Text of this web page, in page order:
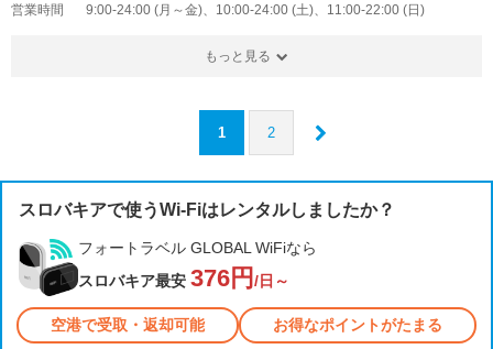
営業時間 9:00-24:00 (月～金)、10:00-24:00 (土)、11:00-22:00 (日)
もっと見る
1 2
スロバキアで使うWi-Fiはレンタルしましたか？
フォートラベル GLOBAL WiFiなら
スロバキア最安 376円 /日～
空港で受取・返却可能 お得なポイントがたまる